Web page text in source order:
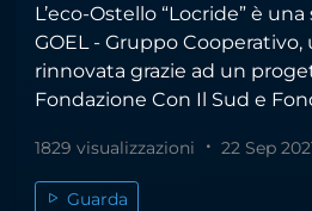
L’eco-Ostello “Locride” è
GOEL - Gruppo
rinnovata grazie ad un
Fondazione Con Il Sud e
1829 visualizzazioni 22 Sep
Guarda